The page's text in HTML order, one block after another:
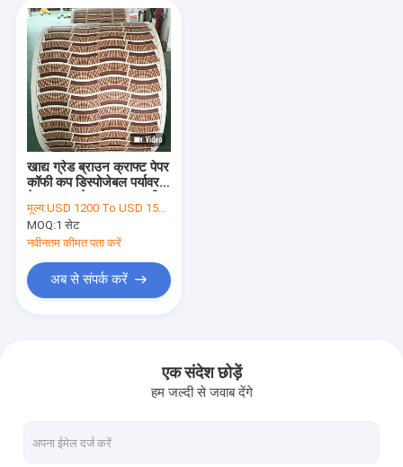
खाद्य ग्रेड ब्राउन क्राफ्ट पेपर
कॉफी कप डिस्पोजेबल पर्यावरण
पेपर कप रोल
मूल्य:USD 1200 To USD 1500 Per Set
MOQ:1 सेट
नवीनतम कीमत पता करें
अब से संपर्क करें
एक संदेश छोड़ें
हम जल्दी से जवाब देंगे